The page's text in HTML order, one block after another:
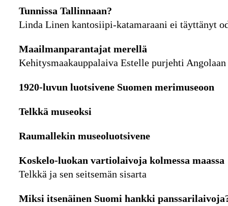
Tunnissa Tallinnaan?
Linda Linen kantosiipi-katamaraani ei täyttänyt
Maailmanparantajat merellä
Kehitysmaakauppalaiva Estelle purjehti Angolaan
1920-luvun luotsivene Suomen merimuseoon
Telkkä museoksi
Raumallekin museoluotsivene
Koskelo-luokan vartiolaivoja kolmessa maassa
Telkkä ja sen seitsemän sisarta
Miksi itsenäinen Suomi hankki